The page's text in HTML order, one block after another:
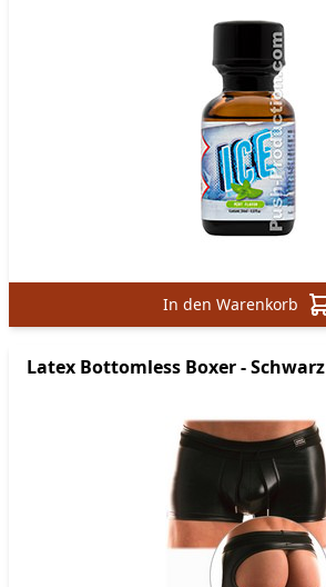
In den Warenkorb
Latex Bottomless Boxer - Schwarz